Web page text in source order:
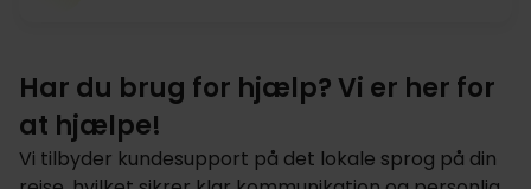
Har du brug for hjælp? Vi er her for
at hjælpe!
Vi tilbyder kundesupport på det lokale sprog på din